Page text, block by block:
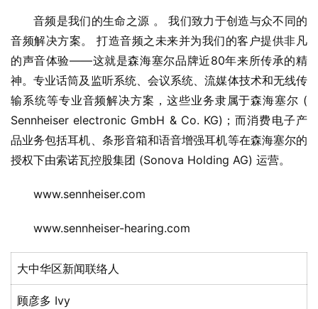
音频是我们的生命之源 。 我们致力于创造与众不同的
音频解决方案。 打造音频之未来并为我们的客户提供非凡
的声音体验——这就是森海塞尔品牌近80年来所传承的精
神。专业话筒及监听系统、会议系统、流媒体技术和无线传
输系统等专业音频解决方案，这些业务隶属于森海塞尔 (
Sennheiser electronic GmbH & Co. KG)；而消费电子产
品业务包括耳机、条形音箱和语音增强耳机等在森海塞尔的
授权下由索诺瓦控股集团 (Sonova Holding AG) 运营。
www.sennheiser.com
www.sennheiser-hearing.com
大中华区新闻联络人
顾彦多 Ivy